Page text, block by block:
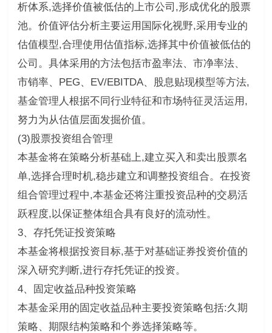
析体系,选择价值被低估的上市公司,形成优化的股票
池。价值评估分析主要运用国际化视野,采用专业的
估值模型,合理使用估值指标,选择其中价值被低估的
公司。具体采用的方法包括市盈率法、市净率法、
市销率、PEG、EV/EBITDA、股息贴现模型等方法,
基金管理人根据不同行业特征和市场特征灵活运用,
努力为从估值层面发掘价值。
(3)股票投资组合管理
本基金将在策略分析基础上,建立买入和卖出股票名
单,选择合理时机,稳步建立和调整投资组合。在投资
组合管理过程中,本基金还将注重投资品种的交易活
跃程度,以保证整体组合具有良好的流动性。
3、存托凭证投资策略
本基金将根据投资目标,基于对基础证券投资价值的
深入研究判断,进行存托凭证的投资。
4、固定收益品种投资策略
本基金采用的固定收益品种主要投资策略包括:久期
策略、期限结构策略和个券选择策略等。